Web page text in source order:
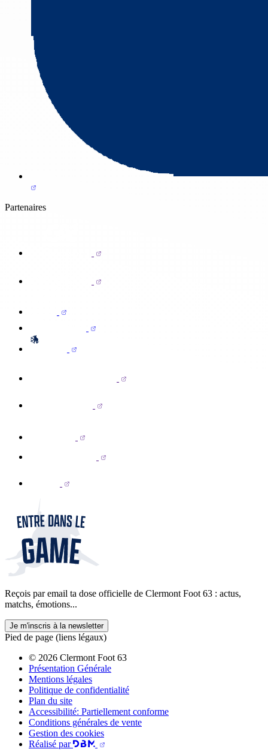
Partenaires
Reçois par email ta dose officielle de Clermont Foot 63 : actus,
matchs, émotions...
Je m'inscris à la newsletter
Pied de page (liens légaux)
© 2026 Clermont Foot 63
Présentation Générale
Mentions légales
Politique de confidentialité
Plan du site
Accessibilité: Partiellement conforme
Conditions générales de vente
Gestion des cookies
Réalisé par